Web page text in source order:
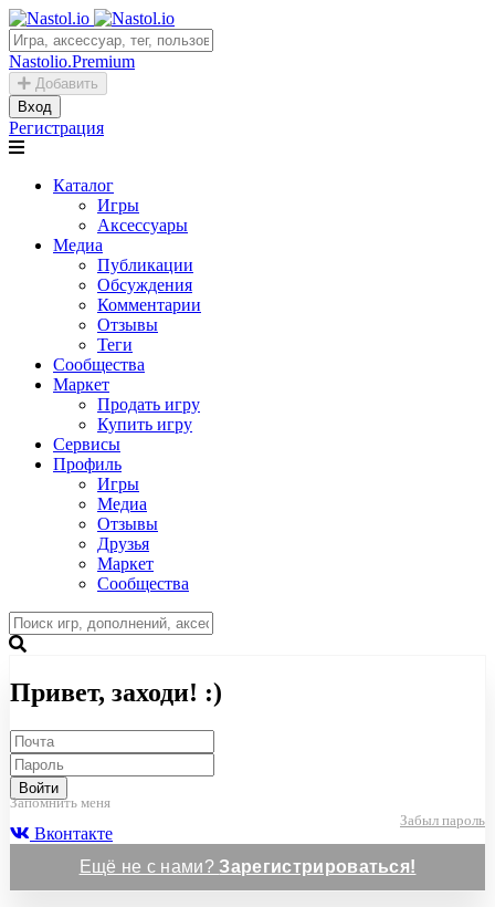
Nastolio.Premium
Добавить
Вход
Регистрация
Каталог
Игры
Аксессуары
Медиа
Публикации
Обсуждения
Комментарии
Отзывы
Теги
Сообщества
Маркет
Продать игру
Купить игру
Сервисы
Профиль
Игры
Медиа
Отзывы
Друзья
Маркет
Сообщества
Привет, заходи! :)
Войти
Запомнить меня
Забыл пароль
Вконтакте
Ещё не с нами?Зарегистрироваться!